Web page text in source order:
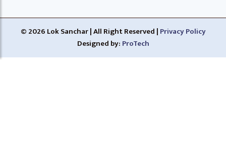
© 2026 Lok Sanchar | All Right Reserved | Privacy Policy
Designed by: ProTech